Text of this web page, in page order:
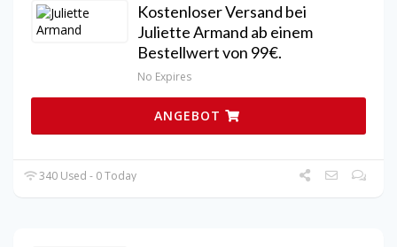
Kostenloser Versand bei
Juliette Armand ab einem
Bestellwert von 99€.
No Expires
ANGEBOT
340 Used - 0 Today